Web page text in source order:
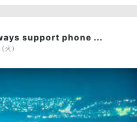
support phone ...
火)